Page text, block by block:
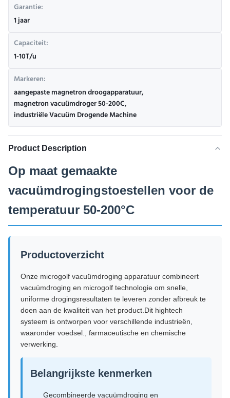
Garantie:
1 jaar
Capaciteit:
1-10T/u
Markeren:
aangepaste magnetron droogapparatuur,
magnetron vacuümdroger 50-200C,
industriële Vacuüm Drogende Machine
Product Description
Op maat gemaakte
vacuümdrogingstoestellen voor de
temperatuur 50-200°C
Productoverzicht
Onze microgolf vacuümdroging apparatuur combineert
vacuümdroging en microgolf technologie om snelle,
uniforme drogingsresultaten te leveren zonder afbreuk te
doen aan de kwaliteit van het product.Dit hightech
systeem is ontworpen voor verschillende industrieën,
waaronder voedsel., farmaceutische en chemische
verwerking.
Belangrijkste kenmerken
Gecombineerde vacuümdroging en